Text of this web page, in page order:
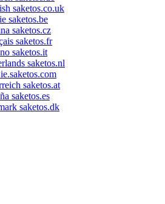
saketos.co.uk
saketos.be
saketos.cz
saketos.fr
saketos.it
saketos.nl
ie.saketos.com
saketos.at
saketos.es
saketos.dk